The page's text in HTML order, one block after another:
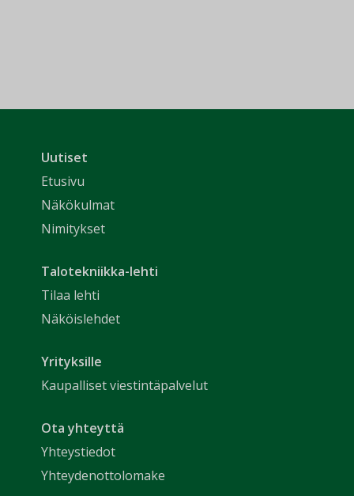
Uutiset
Etusivu
Näkökulmat
Nimitykset
Talotekniikka-lehti
Tilaa lehti
Näköislehdet
Yrityksille
Kaupalliset viestintäpalvelut
Ota yhteyttä
Yhteystiedot
Yhteydenottolomake